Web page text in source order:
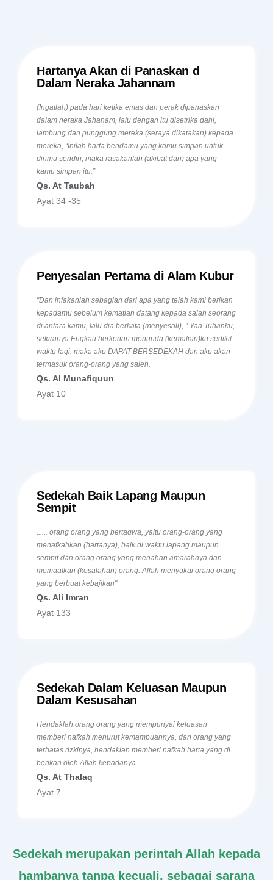
Hartanya Akan di Panaskan d
Dalam Neraka Jahannam
(Ingatlah) pada hari ketika emas dan perak dipanaskan
dalam neraka Jahanam, lalu dengan itu disetrika dahi,
lambung dan punggung mereka (seraya dikatakan) kepada
mereka, “Inilah harta bendamu yang kamu simpan untuk
dirimu sendiri, maka rasakanlah (akibat dari) apa yang
kamu simpan itu.”
Qs. At Taubah
Ayat 34 -35
Penyesalan Pertama di Alam Kubur
"Dan infakanlah sebagian dari apa yang telah kami berikan
kepadamu sebelum kematian datang kepada salah seorang
di antara kamu, lalu dia berkata (menyesali), " Yaa Tuhanku,
sekiranya Engkau berkenan menunda (kematian)ku sedikit
waktu lagi, maka aku DAPAT BERSEDEKAH dan aku akan
termasuk orang-orang yang saleh.
Qs. Al Munafiquun
Ayat 10
Sedekah Baik Lapang Maupun
Sempit
...... orang orang yang bertaqwa, yaitu orang-orang yang
menafkahkan (hartanya), baik di waktu lapang maupun
sempit dan orang orang yang menahan amarahnya dan
memaafkan (kesalahan) orang. Allah menyukai orang orang
yang berbuat kebajikan"
Qs. Ali Imran
Ayat 133
Sedekah Dalam Keluasan Maupun
Dalam Kesusahan
Hendaklah orang orang yang mempunyai keluasan
memberi nafkah menurut kemampuannya, dan orang yang
terbatas rizkinya, hendaklah memberi nafkah harta yang di
berikan oleh Allah kepadanya
Qs. At Thalaq
Ayat 7
Sedekah merupakan perintah Allah kepada
hambanya tanpa kecuali, sebagai sarana